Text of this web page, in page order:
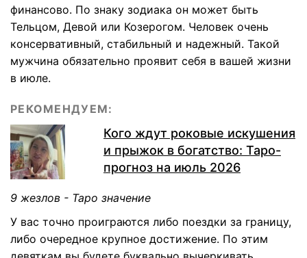
финансово. По знаку зодиака он может быть
Тельцом, Девой или Козерогом. Человек очень
консервативный, стабильный и надежный. Такой
мужчина обязательно проявит себя в вашей жизни
в июле.
РЕКОМЕНДУЕМ:
Кого ждут роковые искушения
и прыжок в богатство: Таро-
прогноз на июль 2026
9 жезлов - Таро значение
У вас точно проиграются либо поездки за границу,
либо очередное крупное достижение. По этим